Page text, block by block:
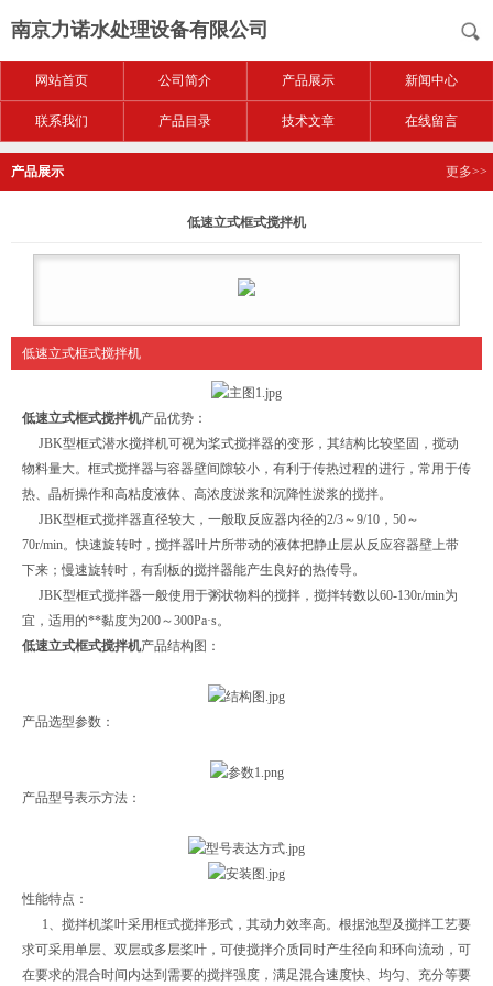
南京力诺水处理设备有限公司
网站首页 公司简介 产品展示 新闻中心
联系我们 产品目录 技术文章 在线留言
产品展示 更多>>
低速立式框式搅拌机
低速立式框式搅拌机
低速立式框式搅拌机产品优势：
JBK型框式潜水搅拌机可视为桨式搅拌器的变形，其结构比较坚固，搅动
物料量大。框式搅拌器与容器壁间隙较小，有利于传热过程的进行，常用于传
热、晶析操作和高粘度液体、高浓度淤浆和沉降性淤浆的搅拌。
JBK型框式搅拌器直径较大，一般取反应器内径的2/3～9/10，50～
70r/min。快速旋转时，搅拌器叶片所带动的液体把静止层从反应容器壁上带
下来；慢速旋转时，有刮板的搅拌器能产生良好的热传导。
JBK型框式搅拌器一般使用于粥状物料的搅拌，搅拌转数以60-130r/min为
宜，适用的**黏度为200～300Pa·s。
低速立式框式搅拌机产品结构图：
产品选型参数：
产品型号表示方法：
性能特点：
1、搅拌机桨叶采用框式搅拌形式，其动力效率高。根据池型及搅拌工艺要
求可采用单层、双层或多层桨叶，可使搅拌介质同时产生径向和环向流动，可
在要求的混合时间内达到需要的搅拌强度，满足混合速度快、均匀、充分等要